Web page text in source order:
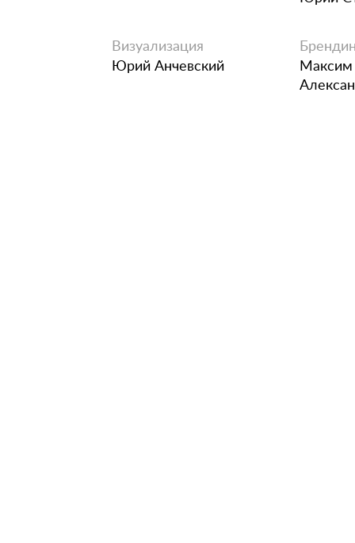
Визуализация
Юрий Анчевский